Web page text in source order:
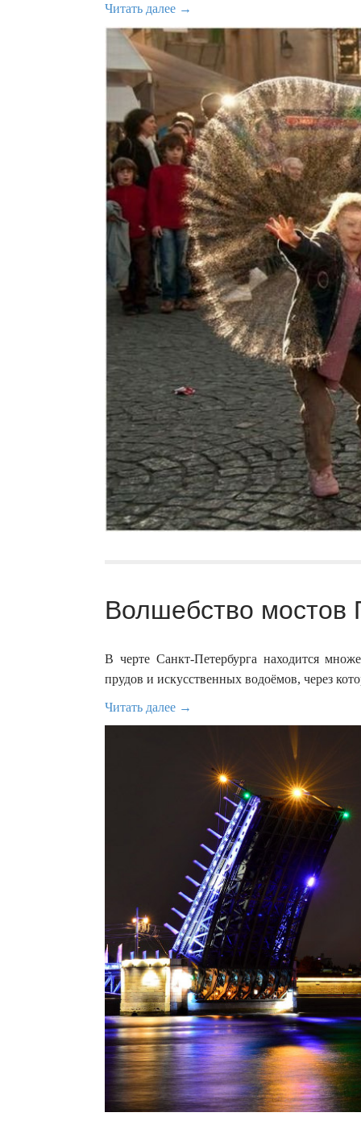
Читать далее →
Волшебство мостов
В черте Санкт-Петербурга находится
прудов и искусственных водоёмов, через
Читать далее →